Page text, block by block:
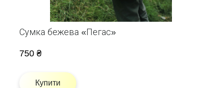
Сумка бежева «Пегас»
750 ₴
Купити